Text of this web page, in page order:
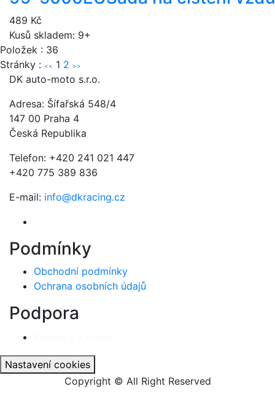
489 Kč
Kusů skladem: 9+
Položek : 36
Stránky : << 1 2 >>
DK auto-moto s.r.o.
Adresa: Šífařská 548/4
147 00 Praha 4
Česká Republika
Telefon: +420 241 021 447
+420 775 389 836
E-mail: info@dkracing.cz
Podmínky
Obchodní podmínky
Ochrana osobních údajů
Podpora
Nastavení cookies
Copyright © All Right Reserved